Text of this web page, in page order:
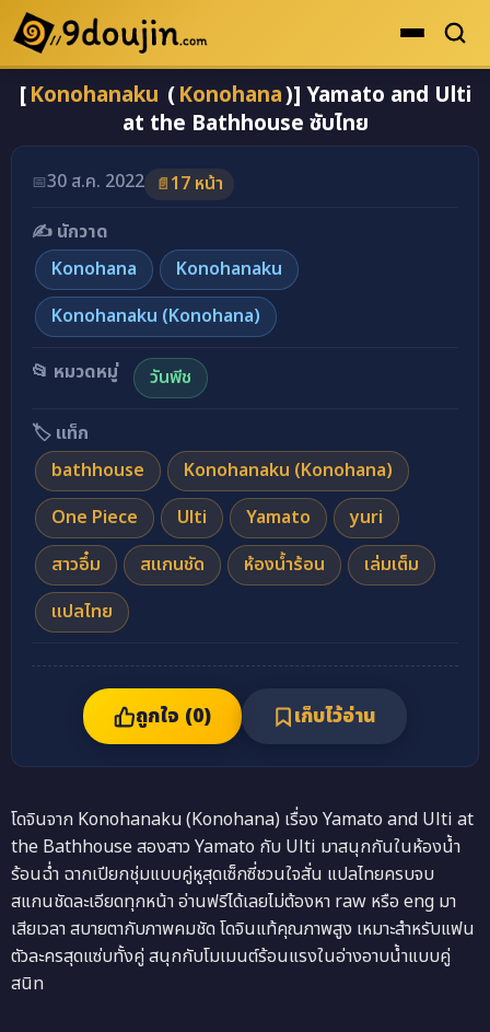
ดูเยอะสุด
คะแนนเยอะสุด
ยอดนิยม
เรื่องที่เก็บไว้
[Konohanaku (Konohana)] Yamato and Ulti
at the Bathhouse ซับไทย
📅30 ส.ค. 2022 📄17 หน้า
✍️ นักวาด
Konohana
Konohanaku
Konohanaku (Konohana)
📂 หมวดหมู่ วันพีช
🏷️ แท็ก
bathhouse
Konohanaku (Konohana)
One Piece
Ulti Yamato
yuri
สาวอึ๋ม
สแกนชัด ห้องน้ำร้อน
เล่มเต็ม
แปลไทย
ถูกใจ (0) เก็บไว้อ่าน
โดจินจาก Konohanaku (Konohana) เรื่อง Yamato and Ulti at
the Bathhouse สองสาว Yamato กับ Ulti มาสนุกกันในห้องน้ำ
ร้อนฉ่ำ ฉากเปียกชุ่มแบบคู่หูสุดเซ็กซี่ชวนใจสั่น แปลไทยครบจบ
สแกนชัดละเอียดทุกหน้า อ่านฟรีได้เลยไม่ต้องหา raw หรือ eng มา
เสียเวลา สบายตากับภาพคมชัด โดจินแท้คุณภาพสูง เหมาะสำหรับแฟน
ตัวละครสุดแซ่บทั้งคู่ สนุกกับโมเมนต์ร้อนแรงในอ่างอาบน้ำแบบคู่
สนิท